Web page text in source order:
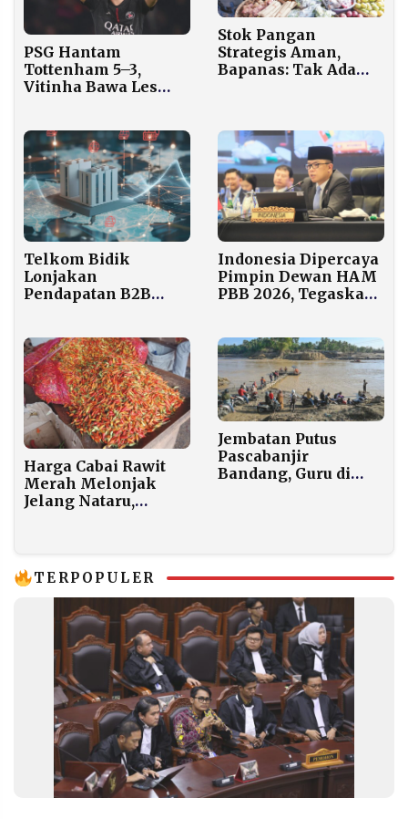
PSG Hantam
Tottenham 5–3,
Vitinha Bawa Les
Stok Pangan
Strategis Aman,
Bapanas: Tak Ada
Telkom Bidik
Lonjakan
Pendapatan B2B
Terintegrasi
Indonesia Dipercaya
Pimpin Dewan HAM
PBB 2026, Tegaskan
Harga Cabai Rawit
Merah Melonjak
Jelang Nataru,
Jembatan Putus
Pascabanjir
Bandang, Guru di
TERPOPULER